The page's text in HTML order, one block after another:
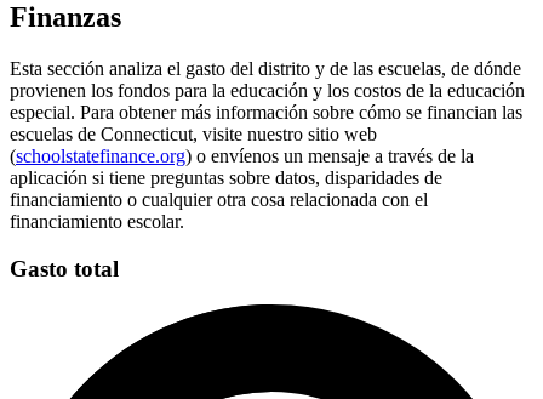
Finanzas
Esta sección analiza el gasto del distrito y de las escuelas, de dónde
provienen los fondos para la educación y los costos de la educación
especial. Para obtener más información sobre cómo se financian las
escuelas de Connecticut, visite nuestro sitio web
(schoolstatefinance.org) o envíenos un mensaje a través de la
aplicación si tiene preguntas sobre datos, disparidades de
financiamiento o cualquier otra cosa relacionada con el
financiamiento escolar.
Gasto total